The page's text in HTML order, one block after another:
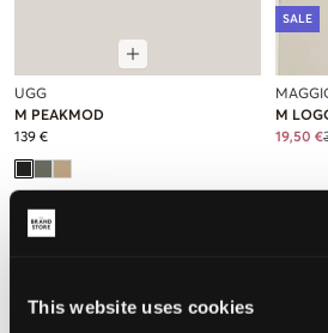
This website uses cookies
UGG
M PEAKMOD
139 €
SALE
M
19,50 €